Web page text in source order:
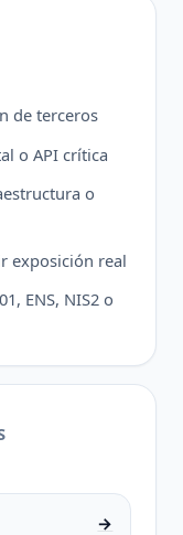
de terceros
o API crítica
o
exposición real
ENS, NIS2 o
→